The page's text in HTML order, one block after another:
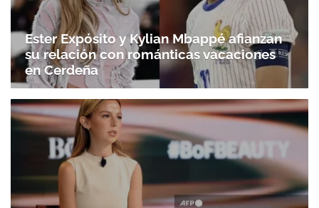
Ester Expósito y Kylian Mbappé afianzan
su relación con románticas vacaciones
en Cerdeña